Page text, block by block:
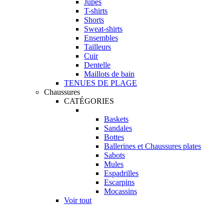
Jupes
T-shirts
Shorts
Sweat-shirts
Ensembles
Tailleurs
Cuir
Dentelle
Maillots de bain
TENUES DE PLAGE
Chaussures
CATÉGORIES
Baskets
Sandales
Bottes
Ballerines et Chaussures plates
Sabots
Mules
Espadrilles
Escarpins
Mocassins
Voir tout